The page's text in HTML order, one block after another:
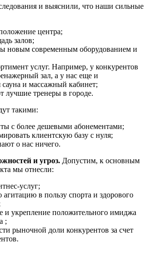
и выяснили, что наши сильные
центра;
залов;
новым современным оборудованием и
услуг. Например, у конкурентов
зал, а у нас еще и
сауна и массажный кабинет;
лучшие тренеры в городе.
такими:
с более дешевыми абонементами;
клиентскую базу с нуля;
о нас ничего.
и угроз. Допустим, к основным
мы отнесли:
услуг;
агитацию в пользу спорта и здорового
и укрепление положительного имиджа
;
рыночной доли конкурентов за счет